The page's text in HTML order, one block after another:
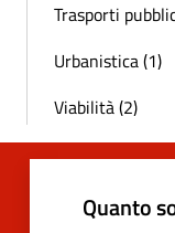
Trasporti
Urbanistica (1)
Viabilità (2)
Quanto